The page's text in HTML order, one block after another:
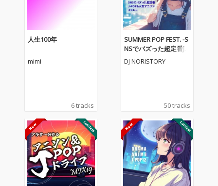
人生100年
mimi
6 tracks
SUMMER POP FEST. -S
NSでバズった超定番J-P
OP&人気アニソンメド
レー- (DJ MIX)
DJ NORISTORY
50 tracks